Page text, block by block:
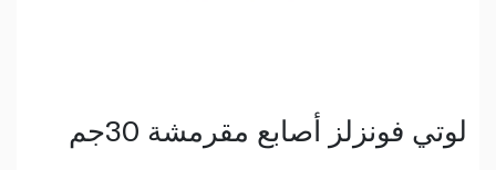
لوتي فونزلز أصابع مقرمشة 30جم